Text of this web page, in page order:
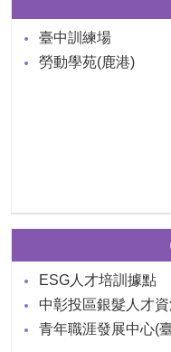
臺中訓練場
勞動學苑(鹿港)
ESG人才培訓據點
中彰投區銀髮人才
青年職涯發展中心(